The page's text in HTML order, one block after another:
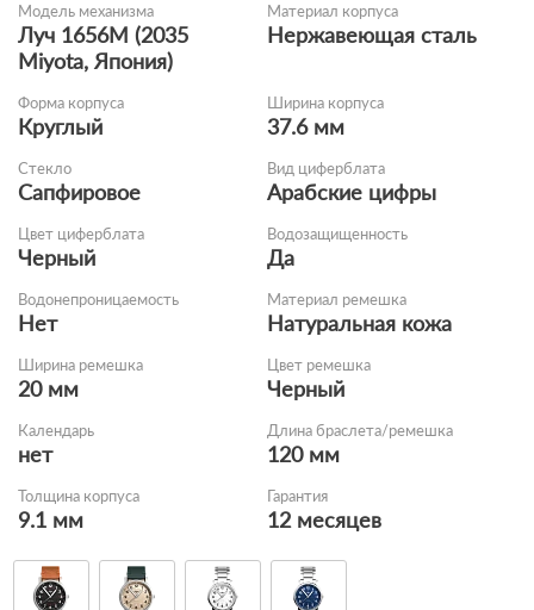
Модель механизма
Луч 1656M (2035
Miyota, Япония)
Материал корпуса
Нержавеющая сталь
Форма корпуса
Круглый
Ширина корпуса
37.6 мм
Стекло
Сапфировое
Вид циферблата
Арабские цифры
Цвет циферблата
Черный
Водозащищенность
Да
Водонепроницаемость
Нет
Материал ремешка
Натуральная кожа
Ширина ремешка
20 мм
Цвет ремешка
Черный
Календарь
нет
Длина браслета/ремешка
120 мм
Толщина корпуса
9.1 мм
Гарантия
12 месяцев